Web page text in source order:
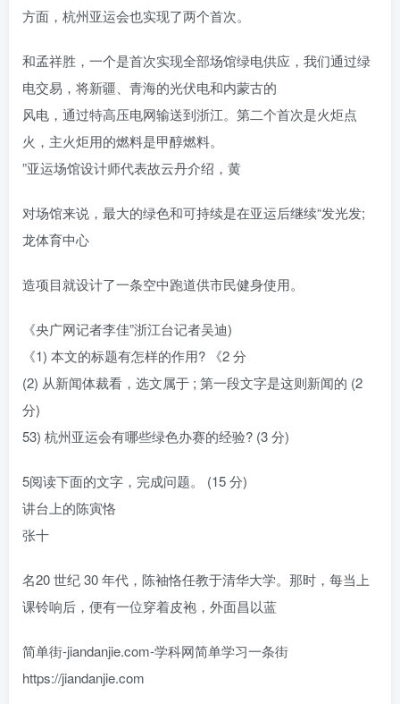
方面，杭州亚运会也实现了两个首次。
和孟祥胜，一个是首次实现全部场馆绿电供应，我们通过绿
电交易，将新疆、青海的光伏电和内蒙古的
风电，通过特高压电网输送到浙江。第二个首次是火炬点
火，主火炬用的燃料是甲醇燃料。
”亚运场馆设计师代表故云丹介绍，黄
对场馆来说，最大的绿色和可持续是在亚运后继续“发光发;
龙体育中心
造项目就设计了一条空中跑道供市民健身使用。
《央广网记者李佳”浙江台记者吴迪)
《1) 本文的标题有怎样的作用? 《2 分
(2) 从新闻体裁看，选文属于 ; 第一段文字是这则新闻的 (2
分)
53) 杭州亚运会有哪些绿色办赛的经验? (3 分)
5阅读下面的文字，完成问题。 (15 分)
讲台上的陈寅恪
张十
名20 世纪 30 年代，陈袖恪任教于清华大学。那时，每当上
课铃响后，便有一位穿着皮袍，外面昌以蓝
简单街-jiandanjie.com-学科网简单学习一条街
https://jiandanjie.com